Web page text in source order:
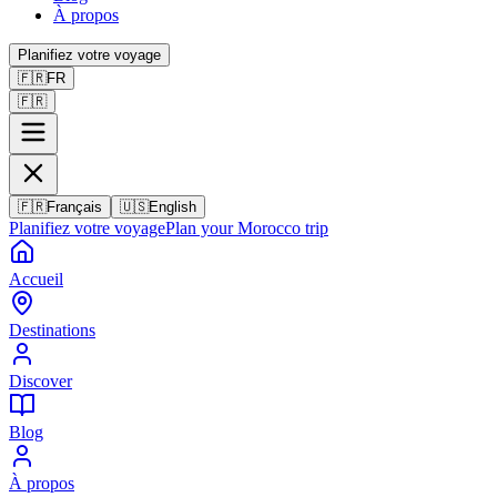
À propos
Planifiez votre voyage
🇫🇷FR
🇫🇷
🇫🇷Français 🇺🇸English
Planifiez votre voyagePlan your Morocco trip
Accueil
Destinations
Discover
Blog
À propos